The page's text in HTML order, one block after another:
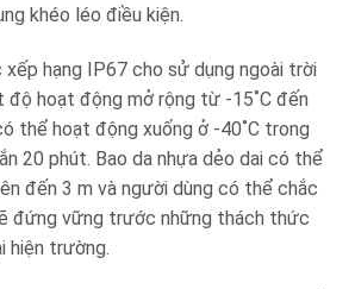
khéo léo điều kiện.
hạng IP67 cho sử dụng ngoài trời
độ hoạt động mở rộng từ -15˚C đến
thể hoạt động xuống ở -40˚C trong
20 phút. Bao da nhựa dẻo dai có thể
đến 3 m và người dùng có thể chắc
đứng vững trước những thách thức
hiện trường.